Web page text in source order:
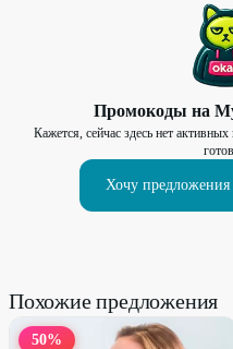
Промокоды на
Кажется, сейчас здесь нет
Хочу предложения
Похожие предложения
50%